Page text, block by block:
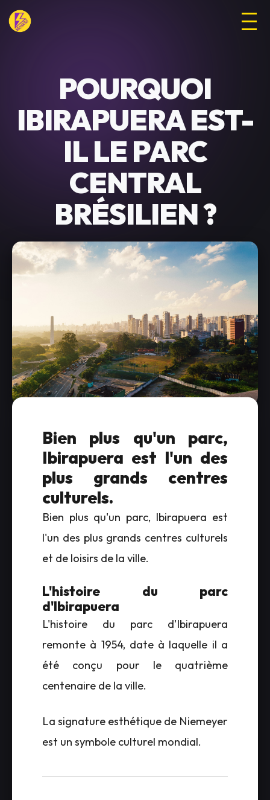
POURQUOI
IBIRAPUERA EST-
IL LE PARC
CENTRAL
BRÉSILIEN ?
Bien plus qu'un parc,
Ibirapuera est l'un des
plus grands centres
culturels.
Bien plus qu'un parc, Ibirapuera est
l'un des plus grands centres culturels
et de loisirs de la ville.
L'histoire du parc
d'Ibirapuera
L'histoire du parc d'Ibirapuera
remonte à 1954, date à laquelle il a
été conçu pour le quatrième
centenaire de la ville.
La signature esthétique de Niemeyer
est un symbole culturel mondial.